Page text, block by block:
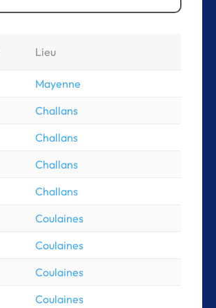
Lieu
Mayenne
Challans
Challans
Challans
Challans
Coulaines
Coulaines
Coulaines
Coulaines